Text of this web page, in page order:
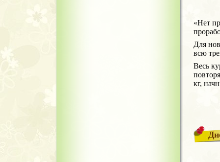
«Нет
Для
всю
Весь
кг,